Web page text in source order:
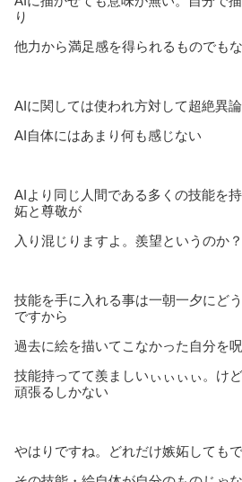
り
他力から満足感を得られるものでも
AIに関しては使われ方対して超絶異
AI自体にはあまり何も感じない
AIより同じ人間である多くの技能を
妬と尊敬が
入り混じりますよ。羨望というのか？
技能を手に入れる事は一朝一夕にど
ですから
過去に絵を描いてこなかった自分を
技能持ってて羨ましいぃぃぃぃ。け
頑張るしかない
やはりですね。どれだけ嫉妬してもで